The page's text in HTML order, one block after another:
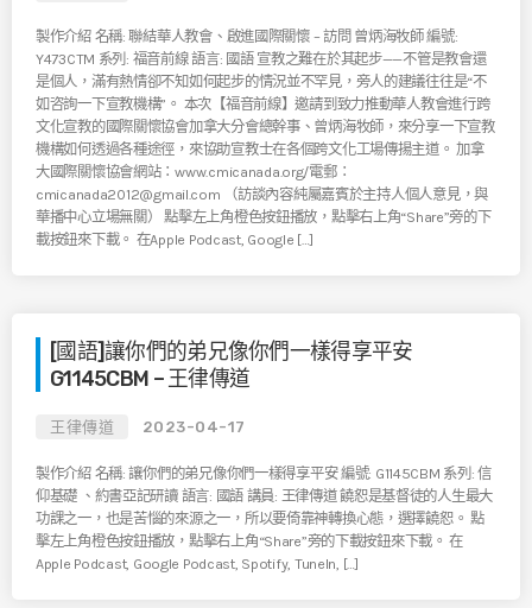
製作介紹 名稱: 聯結華人教會、啟進國際關懷 – 訪問 曾炳海牧師 編號:
Y473CTM 系列: 福音前線 語言: 國語 宣教之難在於其起步——不管是教會還
是個人，滿有熱情卻不知如何起步的情況並不罕見，旁人的建議往往是“不
如咨詢一下宣教機構”。 本次【福音前線】邀請到致力推動華人教會進行跨
文化宣教的國際關懷協會加拿大分會總幹事、曾炳海牧師，來分享一下宣教
機構如何透過各種途徑，來協助宣教士在各個跨文化工場傳揚主道。 加拿
大國際關懷協會網站：www.cmicanada.org/電郵：
cmicanada2012@gmail.com （訪談內容純屬嘉賓於主持人個人意見，與
華播中心立場無關） 點擊左上角橙色按鈕播放，點擊右上角“Share”旁的下
載按鈕來下載。 在Apple Podcast, Google […]
[國語]讓你們的弟兄像你們一樣得享平安
G1145CBM – 王律傳道
王律傳道 2023-04-17
製作介紹 名稱: 讓你們的弟兄像你們一樣得享平安 編號: G1145CBM 系列: 信
仰基礎 、約書亞記研讀 語言: 國語 講員: 王律傳道 饒恕是基督徒的人生最大
功課之一，也是苦惱的來源之一，所以要倚靠神轉換心態，選擇饒恕。 點
擊左上角橙色按鈕播放，點擊右上角“Share”旁的下載按鈕來下載。 在
Apple Podcast, Google Podcast, Spotify, TuneIn, […]